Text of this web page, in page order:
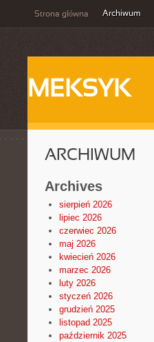
Strona główna Archiwum
MEKSYK
ARCHIWUM
Archives
sierpień 2026
lipiec 2026
czerwiec 2026
maj 2026
kwiecień 2026
marzec 2026
luty 2026
styczeń 2026
grudzień 2025
listopad 2025
październik 2025